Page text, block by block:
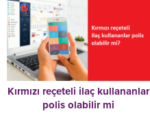
Kırmızı reçeteli ilaç kullananlar
polis olabilir mi